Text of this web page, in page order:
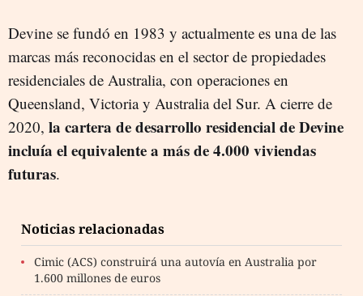
Devine se fundó en 1983 y actualmente es una de las
marcas más reconocidas en el sector de propiedades
residenciales de Australia, con operaciones en
Queensland, Victoria y Australia del Sur. A cierre de
2020, la cartera de desarrollo residencial de Devine
incluía el equivalente a más de 4.000 viviendas
futuras.
Noticias relacionadas
Cimic (ACS) construirá una autovía en Australia por
1.600 millones de euros